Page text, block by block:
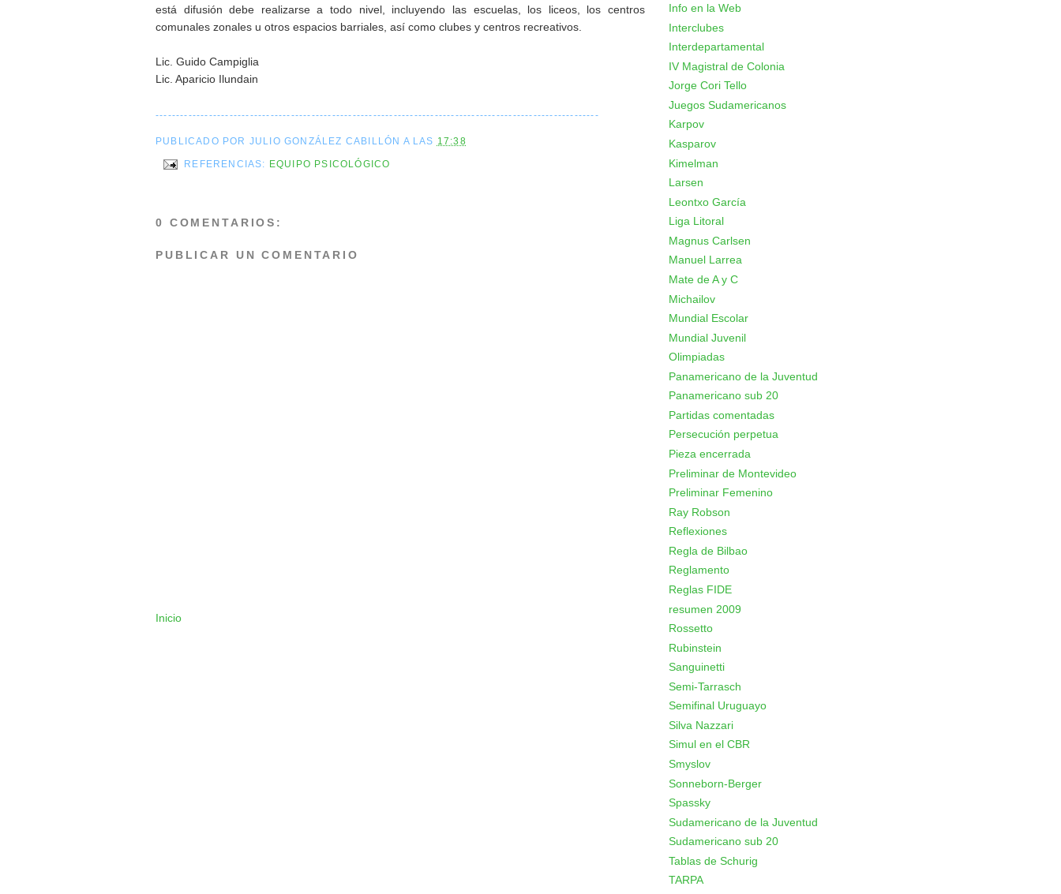
está difusión debe realizarse a todo nivel, incluyendo las escuelas, los liceos, los centros
comunales zonales u otros espacios barriales, así como clubes y centros recreativos.
Lic. Guido Campiglia
Lic. Aparicio Ilundain
------------------------------------------------------------------------------------------------------------
PUBLICADO POR JULIO GONZÁLEZ CABILLÓN A LAS 17:38
REFERENCIAS: EQUIPO PSICOLÓGICO
0 COMENTARIOS:
PUBLICAR UN COMENTARIO
Inicio
Info en la Web
Interclubes
Interdepartamental
IV Magistral de Colonia
Jorge Cori Tello
Juegos Sudamericanos
Karpov
Kasparov
Kimelman
Larsen
Leontxo García
Liga Litoral
Magnus Carlsen
Manuel Larrea
Mate de A y C
Michailov
Mundial Escolar
Mundial Juvenil
Olimpiadas
Panamericano de la Juventud
Panamericano sub 20
Partidas comentadas
Persecución perpetua
Pieza encerrada
Preliminar de Montevideo
Preliminar Femenino
Ray Robson
Reflexiones
Regla de Bilbao
Reglamento
Reglas FIDE
resumen 2009
Rossetto
Rubinstein
Sanguinetti
Semi-Tarrasch
Semifinal Uruguayo
Silva Nazzari
Simul en el CBR
Smyslov
Sonneborn-Berger
Spassky
Sudamericano de la Juventud
Sudamericano sub 20
Tablas de Schurig
TARPA